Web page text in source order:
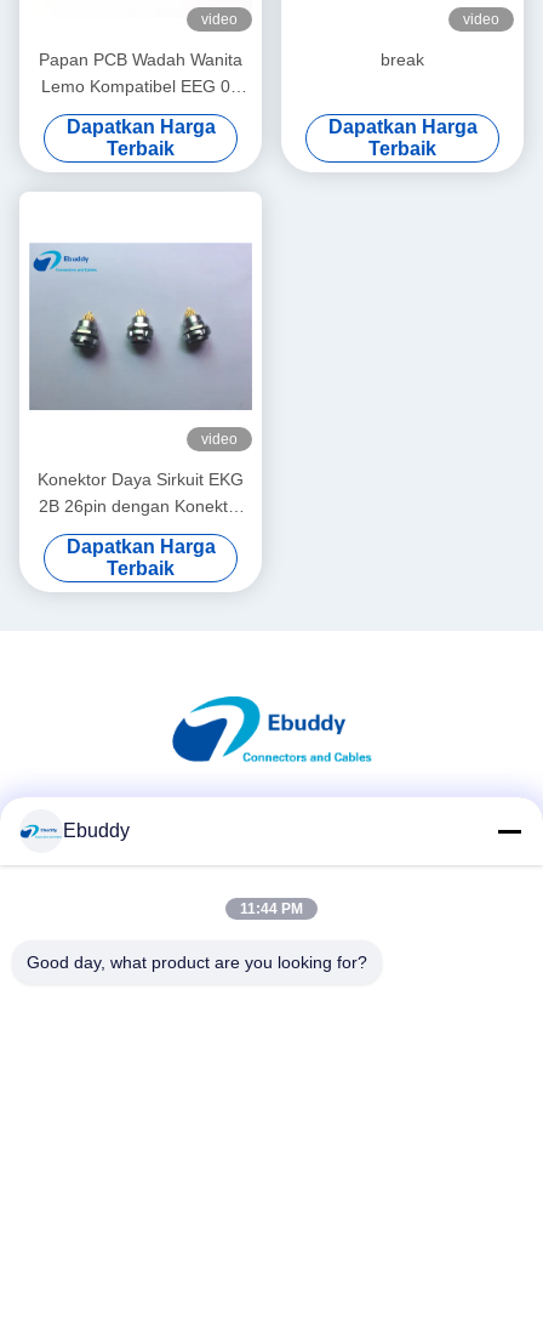
video
Papan PCB Wadah Wanita
Lemo Kompatibel EEG 0K
4pin Soket Panel Belakang
Dapatkan Harga
Terbaik
video
break
Dapatkan Harga
Terbaik
video
Konektor Daya Sirkuit EKG
2B 26pin dengan Konektor
Panel Fasilitas Medis
Dapatkan Harga
Terbaik
Ebuddy
11:44 PM
Good day, what product are you looking for?